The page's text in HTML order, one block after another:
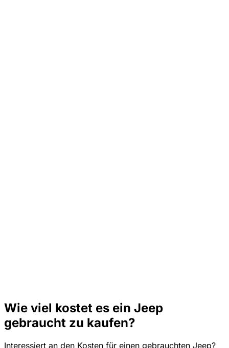
Wie viel kostet es ein Jeep
gebraucht zu kaufen?
Interessiert an den Kosten für einen gebrauchten Jeep?